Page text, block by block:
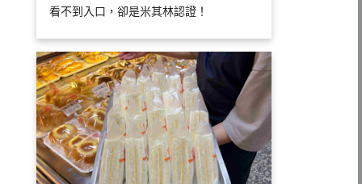
看不到入口，卻是米其林認證！